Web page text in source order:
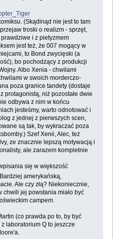
(Skądinąd nie jest to tam
troski o realizm - sprzęt,
i z pietyzmem
jest też, że 007 mogący w
to Bond zwycięski (a
bo pochodzący z produkcji
Albo Xenia - chwilami
w swoich morderczo-
poza granice tandety (dostaje
protagonistą, niż pozostałe dwie
odbywa z nim w końcu
jesteśmy, warto odnotować i
z jednej z pierwszych scen,
są tak, by wykraczać poza
Szef Xenii, Alec, też
ze znacznie lepszą motywacją i
ale zarazem kompletnie
się w większość
amerykańską,
Ale czy złą? Niekoniecznie,
chwili jej powstania miało być
campem.
(co prawda po to, by być
laboratorium Q to jeszcze